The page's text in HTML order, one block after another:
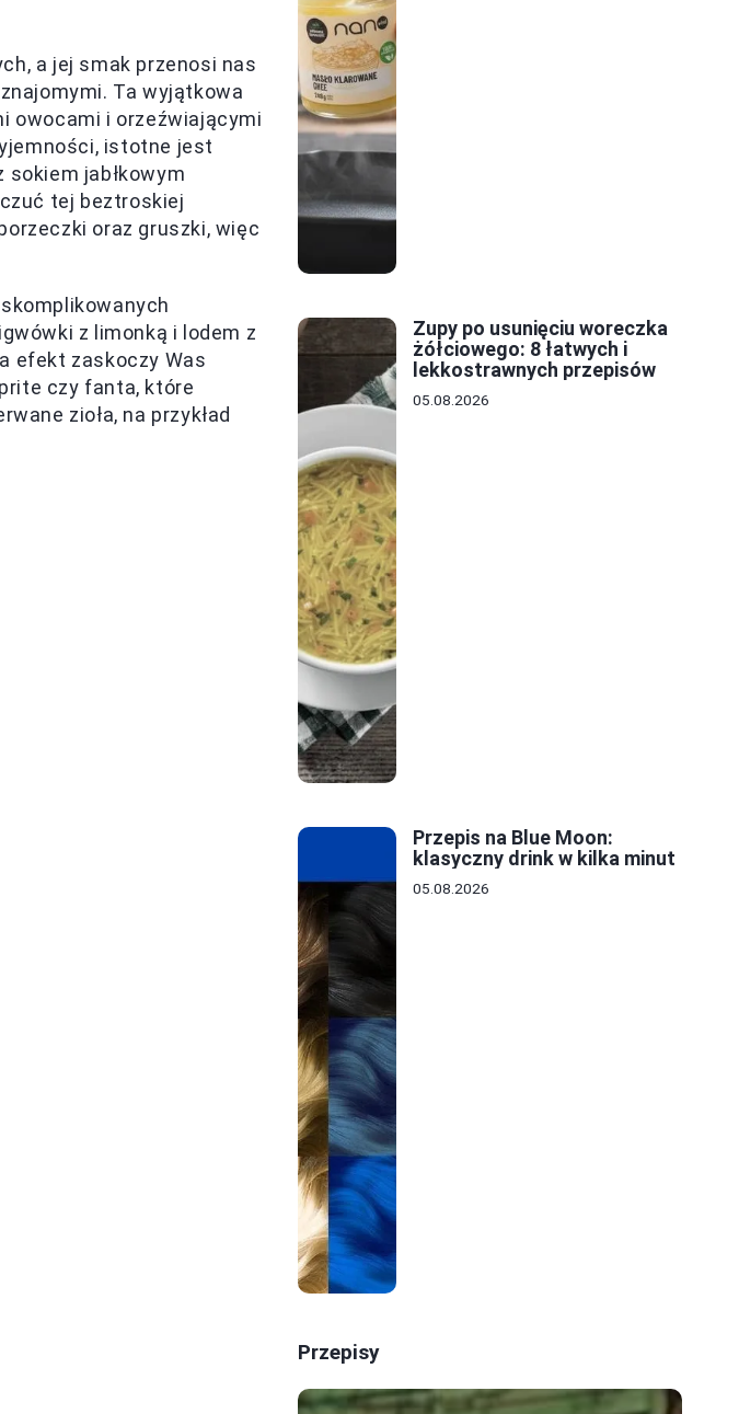
a jej smak przenosi nas
Ta wyjątkowa
owocami i orzeźwiającymi
istotne jest
sokiem jabłkowym
tej beztroskiej
oraz gruszki, więc
z limonką i lodem z
efekt zaskoczy Was
czy fanta, które
zioła, na przykład
Zupy po usunięciu woreczka
żółciowego: 8 łatwych i
lekkostrawnych przepisów
05.08.2026
Przepis na Blue Moon:
klasyczny drink w kilka minut
05.08.2026
Przepisy